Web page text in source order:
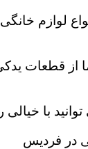
لوازم
از قطعات
با خیالی
در فردیس